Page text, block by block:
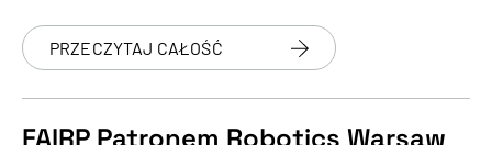
PRZECZYTAJ CAŁOŚĆ